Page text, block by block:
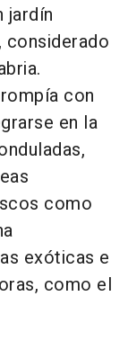
jardín
considerado
con
en la
como
exóticas e
como el